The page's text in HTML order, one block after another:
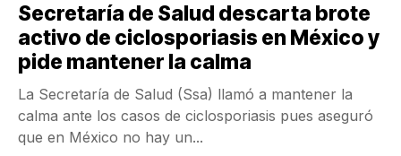
Secretaría de Salud descarta brote
activo de ciclosporiasis en México y
pide mantener la calma
La Secretaría de Salud (Ssa) llamó a mantener la
calma ante los casos de ciclosporiasis pues aseguró
que en México no hay un...